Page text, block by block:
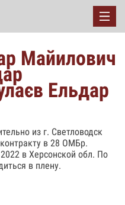
Майилович
Ельдар
из г. Светловодск
в 28 ОМБр.
в Херсонской обл. По
в плену.